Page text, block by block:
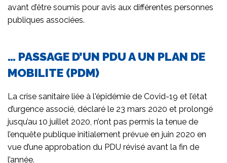
avant d’être soumis pour avis aux différentes personnes
publiques associées.
… PASSAGE D’UN PDU A UN PLAN DE
MOBILITE (PDM)
La crise sanitaire liée à l'épidémie de Covid-19 et l’état
d’urgence associé, déclaré le 23 mars 2020 et prolongé
jusqu’au 10 juillet 2020, n’ont pas permis la tenue de
l’enquête publique initialement prévue en juin 2020 en
vue d’une approbation du PDU révisé avant la fin de
l’année.